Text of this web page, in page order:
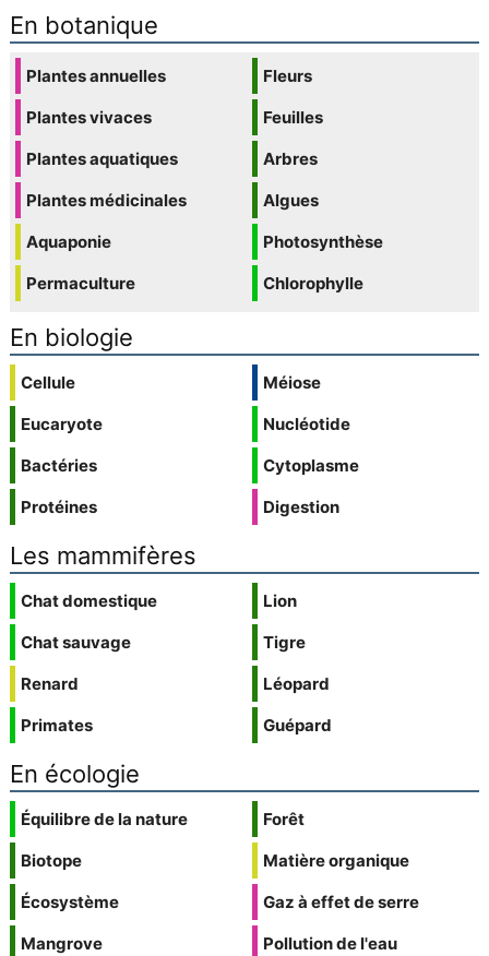
En botanique
Plantes annuelles
Plantes vivaces
Plantes aquatiques
Plantes médicinales
Aquaponie
Permaculture
Fleurs
Feuilles
Arbres
Algues
Photosynthèse
Chlorophylle
En biologie
Cellule
Eucaryote
Bactéries
Protéines
Méiose
Nucléotide
Cytoplasme
Digestion
Les mammifères
Chat domestique
Chat sauvage
Renard
Primates
Lion
Tigre
Léopard
Guépard
En écologie
Équilibre de la nature
Biotope
Écosystème
Mangrove
Forêt
Matière organique
Gaz à effet de serre
Pollution de l'eau